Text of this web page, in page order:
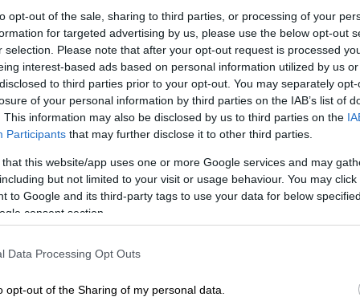
opt-out of the sale, sharing to third parties, or processing of your
for targeted advertising by us, please use the below opt-out
selection. Please note that after your opt-out request is processed
interest-based ads based on personal information utilized by us
to third parties prior to your opt-out. You may separately
of your personal information by third parties on the IAB’s list of
This information may also be disclosed by us to third parties on the
Participants that may further disclose it to other third parties.
that this website/app uses one or more Google services and may
but not limited to your visit or usage behaviour. You may
to Google and its third-party tags to use your data for below
consent section.
Data Processing Opt Outs
opt-out of the Sharing of my personal data.
μέχρι τις απογευματινές ώρες της
την Ήπειρο, τη δυτική Στερεά και τη
(10-9-2024) μέχρι αργά το απόγευμα
την ανατολική Στερεά.
09-24) μέχρι τις απογευματινές ώρες
ανατολική Μακεδονία και τις